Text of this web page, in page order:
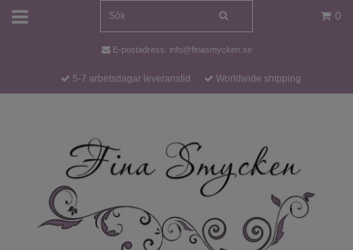
0
E-postadress: info@finasmycken.se
5-7 arbetsdagar leveranstid Worldwide shipping